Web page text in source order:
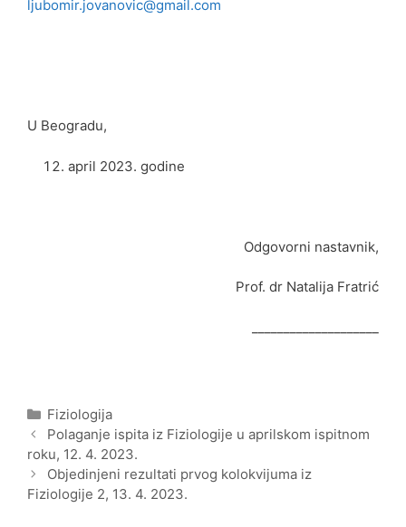
ljubomir.jovanovic@gmail.com
U Beogradu,
april 2023. godine
Odgovorni nastavnik,
Prof. dr Natalija Fratrić
Categories
Fiziologija
Post
navigation
Polaganje ispita iz Fiziologije u aprilskom ispitnom
roku, 12. 4. 2023.
Objedinjeni rezultati prvog kolokvijuma iz
Fiziologije 2, 13. 4. 2023.